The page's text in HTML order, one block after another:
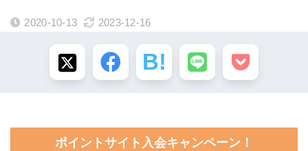
2020-10-13 2023-12-16
ポイントサイト入会キャンペーン！